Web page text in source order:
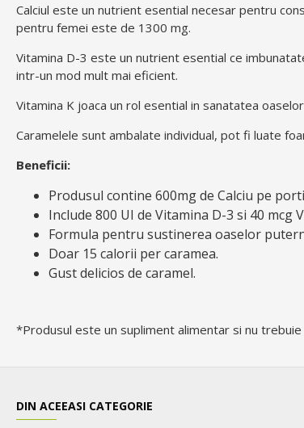
Calciul este un nutrient esential necesar pentru
pentru femei este de 1300 mg.
Vitamina D-3 este un nutrient esential ce
intr-un mod mult mai eficient.
Vitamina K joaca un rol esential in sanatatea
Caramelele sunt ambalate individual, pot fi luate
Beneficii:
Produsul contine 600mg de Calciu pe
Include 800 UI de Vitamina D-3 si 40 mcg
Formula pentru sustinerea oaselor
Doar 15 calorii per caramea.
Gust delicios de caramel.
*Produsul este un supliment alimentar si nu
DIN ACEEASI CATEGORIE